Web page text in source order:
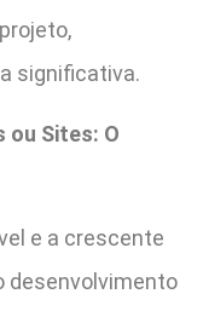
significativa.
ou Sites: O
e a crescente
desenvolvimento